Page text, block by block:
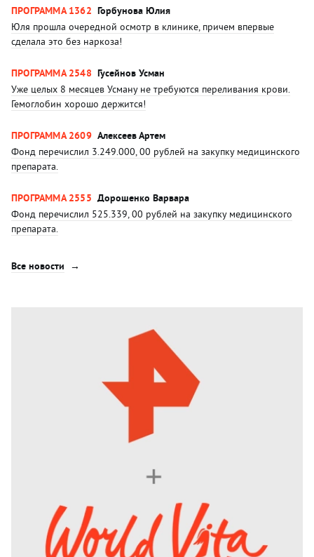
ПРОГРАММА 1362 Горбунова Юлия
Юля прошла очередной осмотр в клинике, причем впервые
сделала это без наркоза!
ПРОГРАММА 2548 Гусейнов Усман
Уже целых 8 месяцев Усману не требуются переливания крови.
Гемоглобин хорошо держится!
ПРОГРАММА 2609 Алексеев Артем
Фонд перечислил 3.249.000, 00 рублей на закупку медицинского
препарата.
ПРОГРАММА 2555 Дорошенко Варвара
Фонд перечислил 525.339, 00 рублей на закупку медицинского
препарата.
Все новости